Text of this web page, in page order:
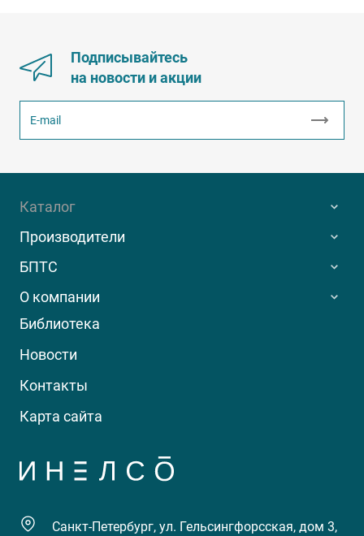
Подписывайтесь
на новости и акции
Каталог
Производители
БПТС
О компании
Библиотека
Новости
Контакты
Карта сайта
Санкт-Петербург, ул. Гельсингфорсская, дом 3,